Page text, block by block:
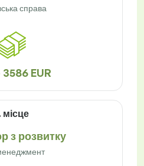
справа
3586 EUR
місце
з розвитку